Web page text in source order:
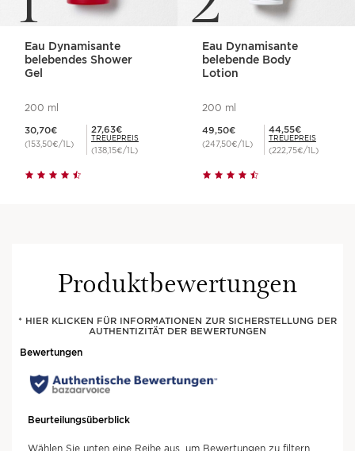
Eine Aromapflege für jede
Stimmung
Eau Dynamisante
belebendes Shower
Gel
200 ml
30,70€
(153,50€/1L)
Mitgliederpreis 27,63€
27,63€
TREUEPREIS
(138,15€/1L)
Eau Dynamisante
belebende Body
Lotion
200 ml
49,50€
(247,50€/1L)
Mitgliederpreis 44,55€
44,55€
TREUEPREIS
(222,75€/1L)
Produktbewertungen
* HIER KLICKEN FÜR INFORMATIONEN ZUR SICHERSTELLUNG DER
AUTHENTIZITÄT DER BEWERTUNGEN